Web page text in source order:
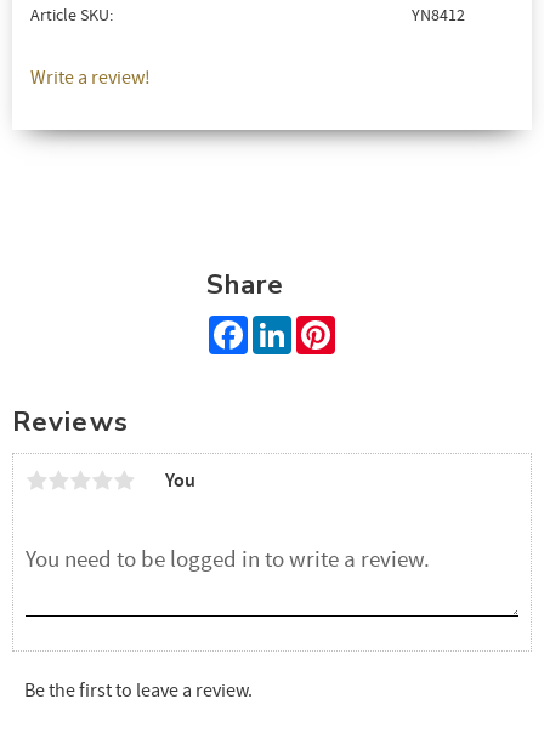
Article SKU YN8412
Write a review!
Share
Facebook
LinkedIn
Reviews
You
Be the first to leave a review.